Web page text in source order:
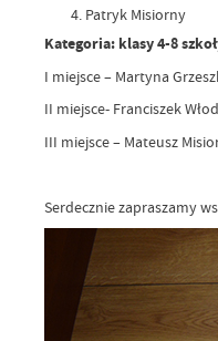
Patryk Misiorny
Kategoria: klasy 4-8
I miejsce – Martyna
II miejsce- Franciszek
III miejsce – Mateusz
Serdecznie zapraszamy